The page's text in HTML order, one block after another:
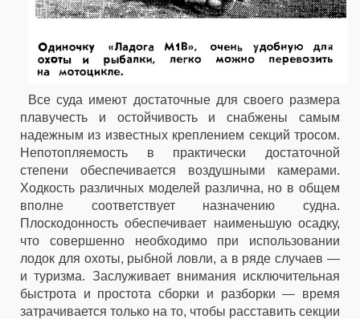
Все суда имеют достаточные для своего размера
плавучесть и остойчивость и снабжены самым
надежным из известных креплением секций тросом.
Непотопляемость в практически достаточной
степени обеспечивается воздушными камерами.
Ходкость различных моделей различна, но в общем
вполне соответствует назначению судна.
Плоскодонность обеспечивает наименьшую осадку,
что совершенно необходимо при использовании
лодок для охоты, рыбной ловли, а в ряде случаев —
и туризма. Заслуживает внимания исключительная
быстрота и простота сборки и разборки — время
затрачивается только на то, чтобы расставить секции